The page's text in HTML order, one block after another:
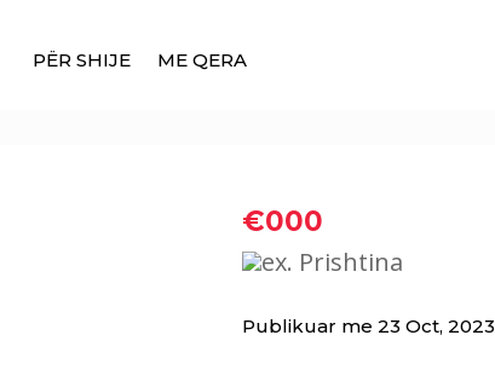
PËR SHIJE ME QERA
€000
ex. Prishtina
Publikuar me 23 Oct, 2023